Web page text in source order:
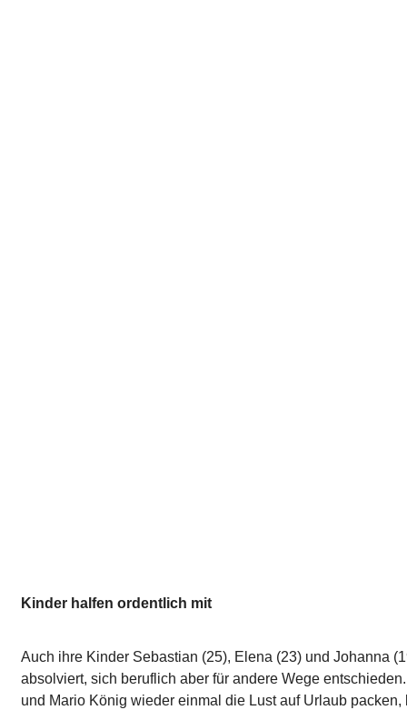
Kinder halfen ordentlich mit
Auch ihre Kinder Sebastian (25), Elena (23) und Johanna
absolviert, sich beruflich aber für andere Wege
und Mario König wieder einmal die Lust auf Urlaub